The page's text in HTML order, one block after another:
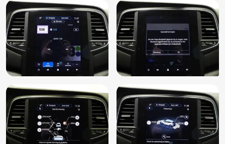
Sportstoelen
Sportstuur
Stuurbekrachtiging snelheidsafhankelijk
Stuur verstelbaar
Stuurwiel multifunctioneel
Verkeersbord detectie
Volledig digitaal instrumentenpaneel
Voorstoelen verwarmd
Zij airbag(s) voor